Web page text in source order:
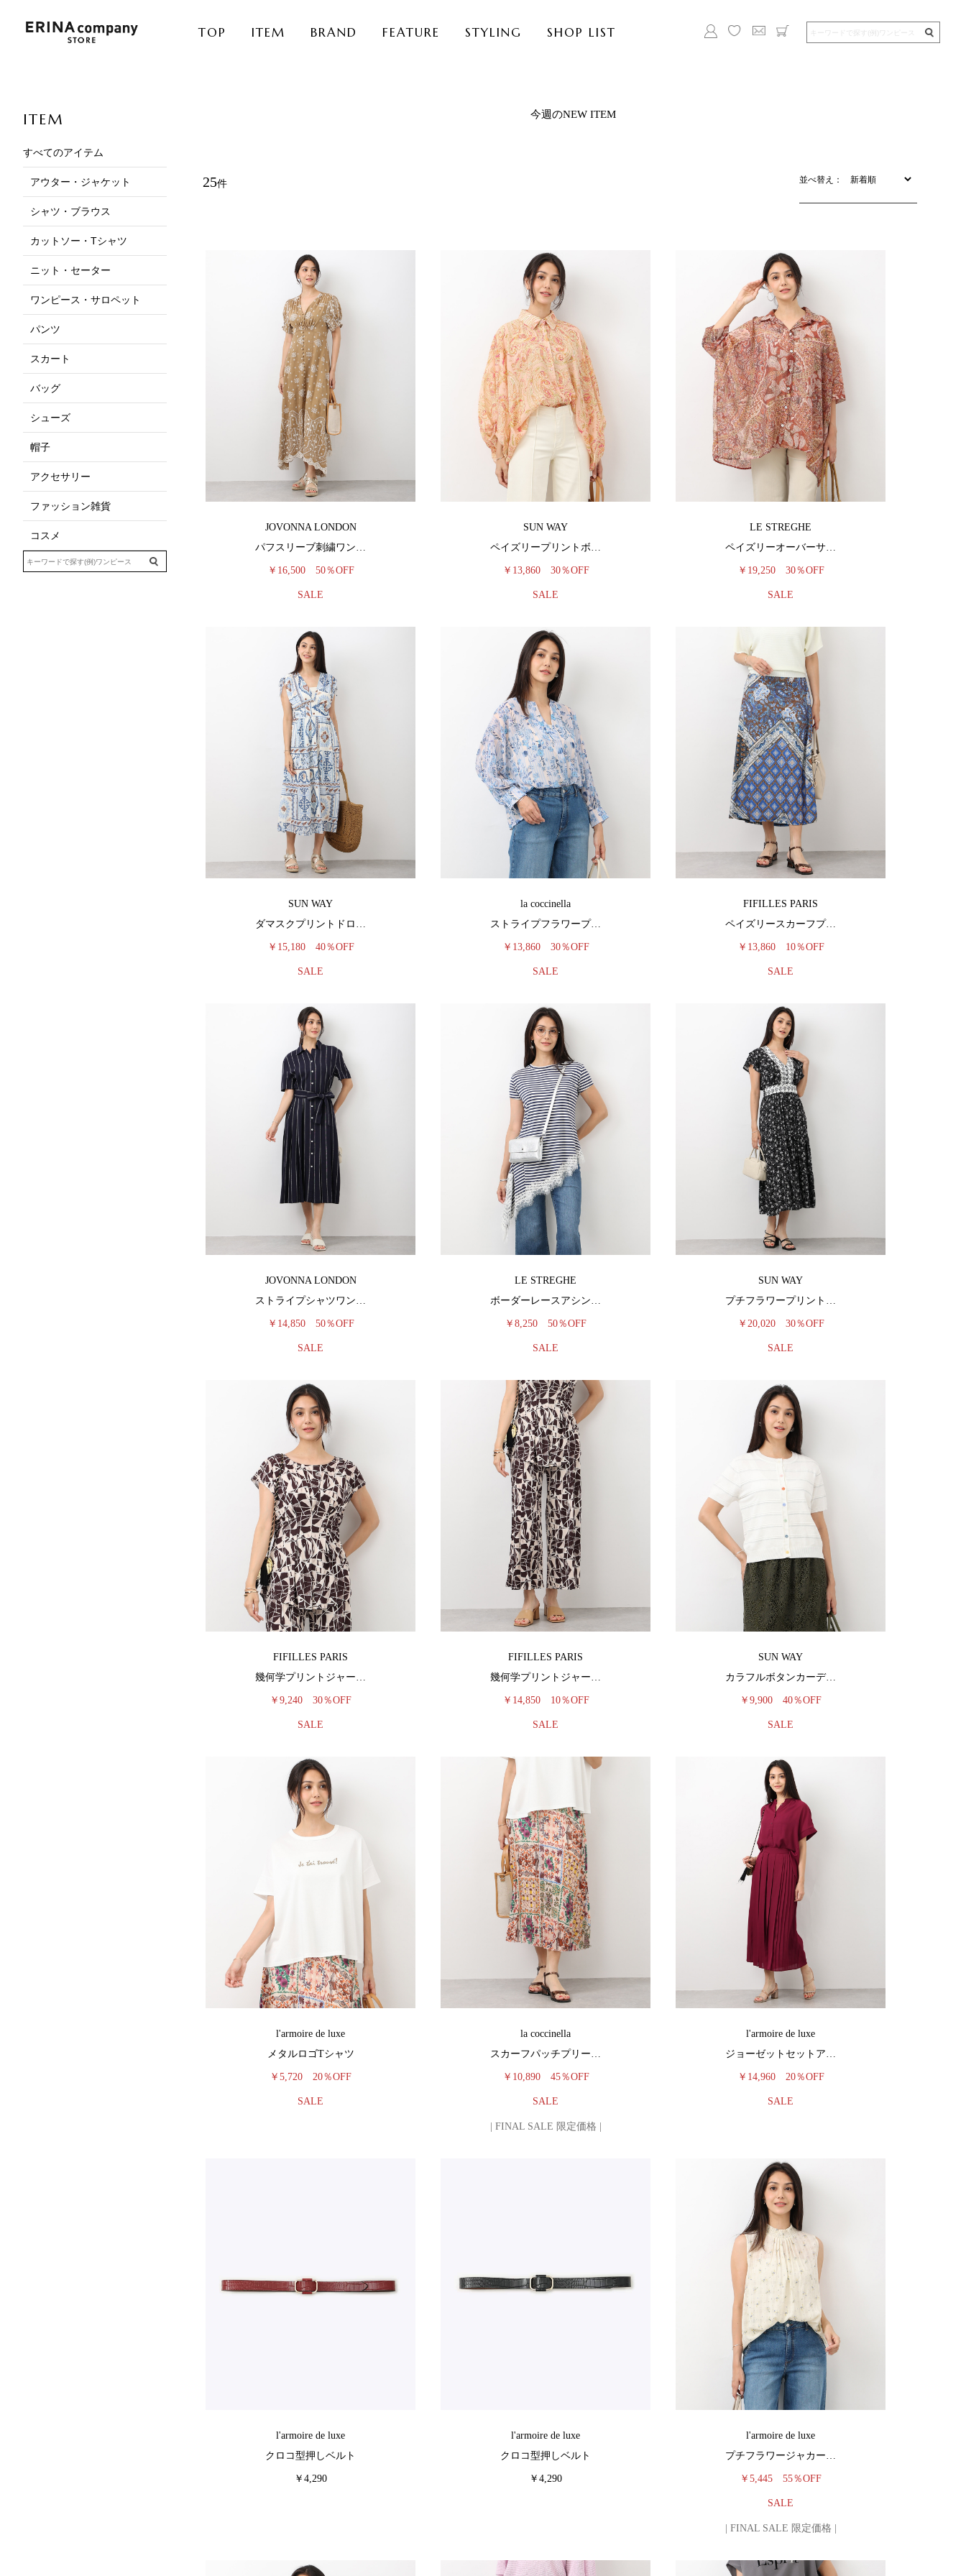
TOP ITEM BRAND FEATURE STYLING SHOP LIST
ITEM
すべてのアイテム
アウター・ジャケット
シャツ・ブラウス
カットソー・Tシャツ
ニット・セーター
ワンピース・サロペット
パンツ
スカート
バッグ
シューズ
帽子
アクセサリー
ファッション雑貨
コスメ
今週のNEW ITEM
25件 並べ替え：
JOVONNA LONDON
パフスリーブ刺繍ワン…
￥16,500 50％OFF
SALE
SUN WAY
ペイズリープリントボ…
￥13,860 30％OFF
SALE
LE STREGHE
ペイズリーオーバーサ…
￥19,250 30％OFF
SALE
SUN WAY
ダマスクプリントドロ…
￥15,180 40％OFF
SALE
la coccinella
ストライプフラワープ…
￥13,860 30％OFF
SALE
FIFILLES PARIS
ペイズリースカーフプ…
￥13,860 10％OFF
SALE
JOVONNA LONDON
ストライプシャツワン…
￥14,850 50％OFF
SALE
LE STREGHE
ボーダーレースアシン…
￥8,250 50％OFF
SALE
SUN WAY
プチフラワープリント…
￥20,020 30％OFF
SALE
FIFILLES PARIS
幾何学プリントジャー…
￥9,240 30％OFF
SALE
FIFILLES PARIS
幾何学プリントジャー…
￥14,850 10％OFF
SALE
SUN WAY
カラフルボタンカーデ…
￥9,900 40％OFF
SALE
l'armoire de luxe
メタルロゴTシャツ
￥5,720 20％OFF
SALE
la coccinella
スカーフパッチプリー…
￥10,890 45％OFF
SALE
| FINAL SALE 限定価格 |
l'armoire de luxe
ジョーゼットセットア…
￥14,960 20％OFF
SALE
l'armoire de luxe
クロコ型押しベルト
￥4,290
l'armoire de luxe
クロコ型押しベルト
￥4,290
l'armoire de luxe
プチフラワージャカー…
￥5,445 55％OFF
SALE
| FINAL SALE 限定価格 |